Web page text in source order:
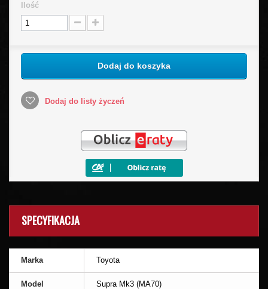
Ilość
Dodaj do koszyka
Dodaj do listy życzeń
SPECYFIKACJA
Marka Toyota
Model Supra Mk3 (MA70)